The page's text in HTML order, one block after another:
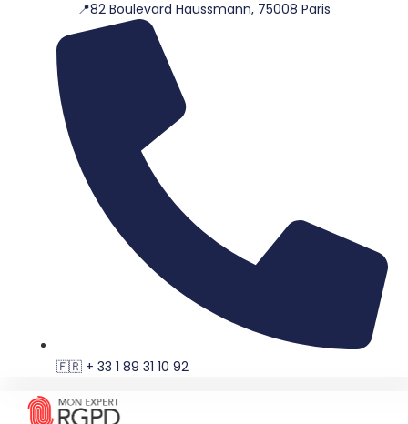
📍82 Boulevard Haussmann, 75008 Paris
🇫🇷 + 33 1 89 31 10 92